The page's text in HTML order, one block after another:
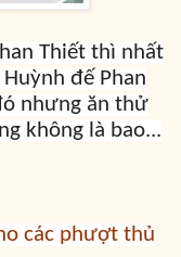
Thiết thì nhất
đế Phan
nhưng ăn thử
không là bao...
các phượt thủ